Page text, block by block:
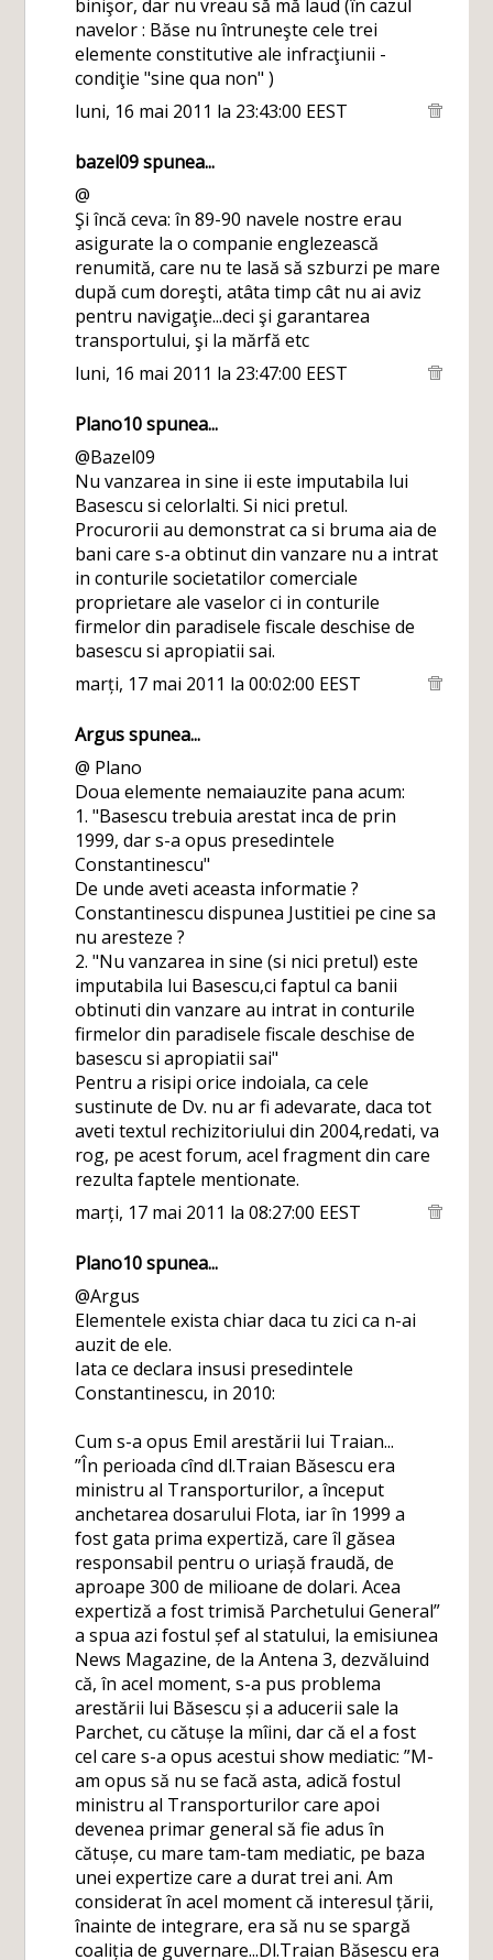
binişor, dar nu vreau să mă laud (în cazul
navelor : Băse nu întruneşte cele trei
elemente constitutive ale infracţiunii -
condiţie "sine qua non" )
luni, 16 mai 2011 la 23:43:00 EEST
bazel09spunea...
@
Şi încă ceva: în 89-90 navele nostre erau
asigurate la o companie englezească
renumită, care nu te lasă să szburzi pe mare
după cum doreşti, atâta timp cât nu ai aviz
pentru navigaţie...deci şi garantarea
transportului, şi la mărfă etc
luni, 16 mai 2011 la 23:47:00 EEST
Plano10spunea...
@Bazel09
Nu vanzarea in sine ii este imputabila lui
Basescu si celorlalti. Si nici pretul.
Procurorii au demonstrat ca si bruma aia de
bani care s-a obtinut din vanzare nu a intrat
in conturile societatilor comerciale
proprietare ale vaselor ci in conturile
firmelor din paradisele fiscale deschise de
basescu si apropiatii sai.
marți, 17 mai 2011 la 00:02:00 EEST
Argusspunea...
@ Plano
Doua elemente nemaiauzite pana acum:
1. "Basescu trebuia arestat inca de prin
1999, dar s-a opus presedintele
Constantinescu"
De unde aveti aceasta informatie ?
Constantinescu dispunea Justitiei pe cine sa
nu aresteze ?
2. "Nu vanzarea in sine (si nici pretul) este
imputabila lui Basescu,ci faptul ca banii
obtinuti din vanzare au intrat in conturile
firmelor din paradisele fiscale deschise de
basescu si apropiatii sai"
Pentru a risipi orice indoiala, ca cele
sustinute de Dv. nu ar fi adevarate, daca tot
aveti textul rechizitoriului din 2004,redati, va
rog, pe acest forum, acel fragment din care
rezulta faptele mentionate.
marți, 17 mai 2011 la 08:27:00 EEST
Plano10spunea...
@Argus
Elementele exista chiar daca tu zici ca n-ai
auzit de ele.
Iata ce declara insusi presedintele
Constantinescu, in 2010:
Cum s-a opus Emil arestării lui Traian...
”În perioada cînd dl.Traian Băsescu era
ministru al Transporturilor, a început
anchetarea dosarului Flota, iar în 1999 a
fost gata prima expertiză, care îl găsea
responsabil pentru o uriașă fraudă, de
aproape 300 de milioane de dolari. Acea
expertiză a fost trimisă Parchetului General”
a spua azi fostul șef al statului, la emisiunea
News Magazine, de la Antena 3, dezvăluind
că, în acel moment, s-a pus problema
arestării lui Băsescu și a aducerii sale la
Parchet, cu cătușe la mîini, dar că el a fost
cel care s-a opus acestui show mediatic: ”M-
am opus să nu se facă asta, adică fostul
ministru al Transporturilor care apoi
devenea primar general să fie adus în
cătușe, cu mare tam-tam mediatic, pe baza
unei expertize care a durat trei ani. Am
considerat în acel moment că interesul țării,
înainte de integrare, era să nu se spargă
coaliția de guvernare...Dl.Traian Băsescu era